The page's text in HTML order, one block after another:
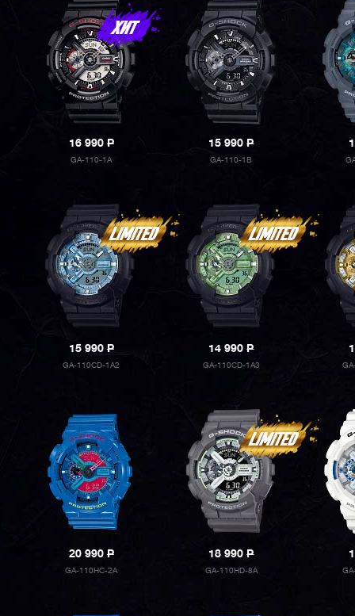
16 990P
GA-110-1A
15 990P
GA-110-1B
15 990P
GA-110CD-1A2
14 990P
GA-110CD-1A3
20 990P
GA-110HC-2A
18 990P
GA-110HD-8A